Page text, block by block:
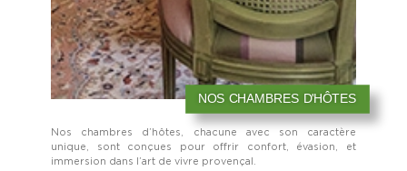
NOS CHAMBRES D'HÔTES
Nos chambres d’hôtes, chacune avec son caractère
unique, sont conçues pour offrir confort, évasion, et
immersion dans l’art de vivre provençal.